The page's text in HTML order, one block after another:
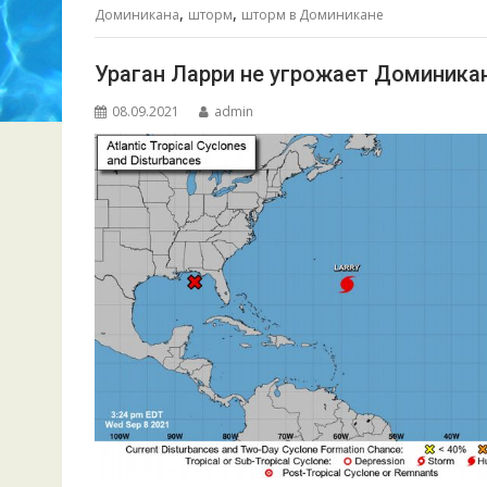
o
k
p
p
g
er
в
и
т
ь
Доминикана, шторм, шторм в Доминикане
Ураган Ларри не угрожает
08.09.2021 admin